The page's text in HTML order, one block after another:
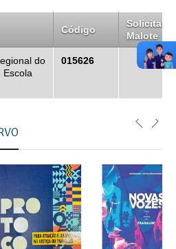
Código
Solicitar
Malote
do
Escola
015626